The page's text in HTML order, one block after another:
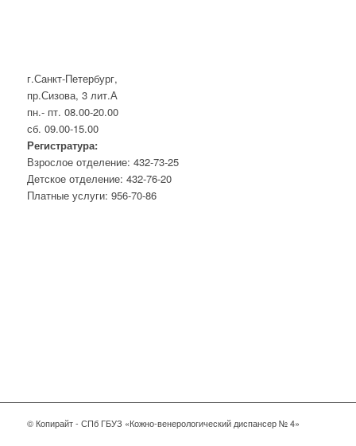
г.Санкт-Петербург,
пр.Сизова, 3 лит.А
пн.- пт. 08.00-20.00
сб. 09.00-15.00
Регистратура:
Взрослое отделение: 432-73-25
Детское отделение: 432-76-20
Платные услуги: 956-70-86
© Копирайт - СПб ГБУЗ «Кожно-венерологический диспансер № 4»